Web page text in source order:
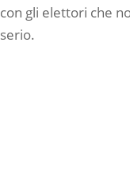
con gli elettori che
serio.